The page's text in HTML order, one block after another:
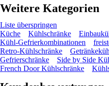
Weitere Kategorien
Liste überspringen
Küche
Kühlschränke
Kühl-Gefrierkombinationen
Retro-Kühlschränke
Gefrierschränke
Side by Side
French Door Kühlschränke